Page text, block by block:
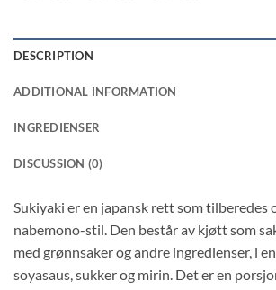
DESCRIPTION
ADDITIONAL INFORMATION
INGREDIENSER
DISCUSSION (0)
Sukiyaki er en japansk rett som tilberedes
nabemono-stil. Den består av kjøtt som
med grønnsaker og andre ingredienser, i
soyasaus, sukker og mirin. Det er en